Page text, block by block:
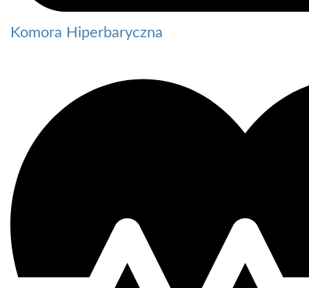
Komora Hiperbaryczna